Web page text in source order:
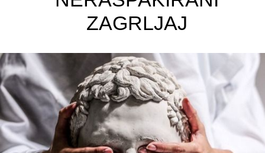
ZAGRLJAJ